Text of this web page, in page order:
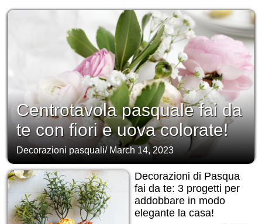
Centrotavola pasquale fai da
te con fiori e uova colorate!
Decorazioni pasquali/ March 14, 2023
Decorazioni di Pasqua
fai da te: 3 progetti per
addobbare in modo
elegante la casa!